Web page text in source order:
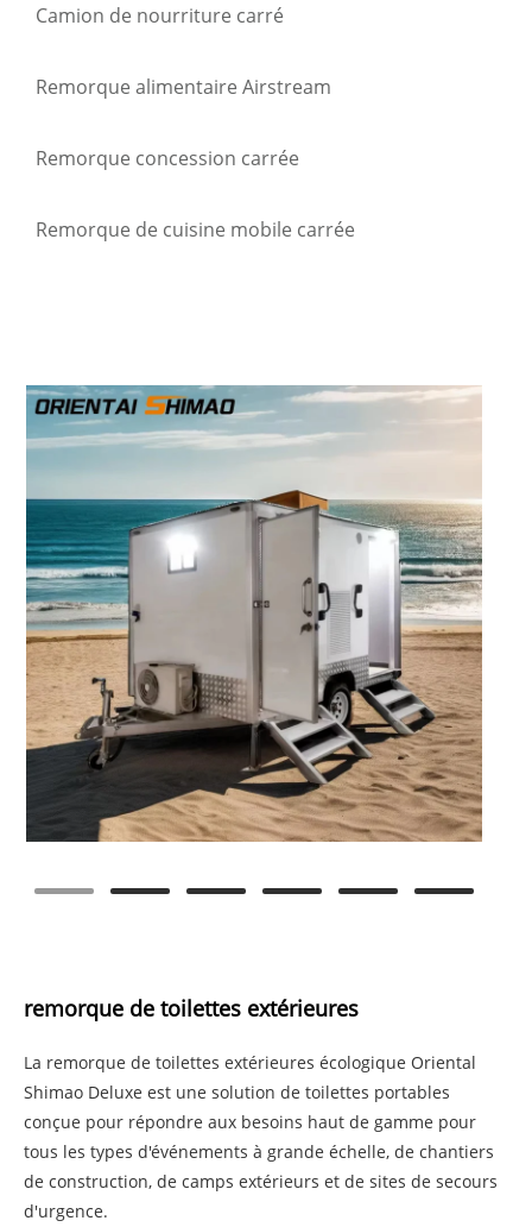
Camion de nourriture carré
Remorque alimentaire Airstream
Remorque concession carrée
Remorque de cuisine mobile carrée
remorque de toilettes extérieures
La remorque de toilettes extérieures écologique Oriental
Shimao Deluxe est une solution de toilettes portables
conçue pour répondre aux besoins haut de gamme pour
tous les types d'événements à grande échelle, de chantiers
de construction, de camps extérieurs et de sites de secours
d'urgence.